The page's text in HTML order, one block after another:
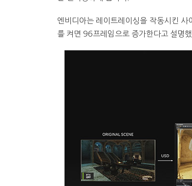
엔비디아는 레이트레이싱을 작동시킨
를 켜면 96프레임으로 증가한다고 설명